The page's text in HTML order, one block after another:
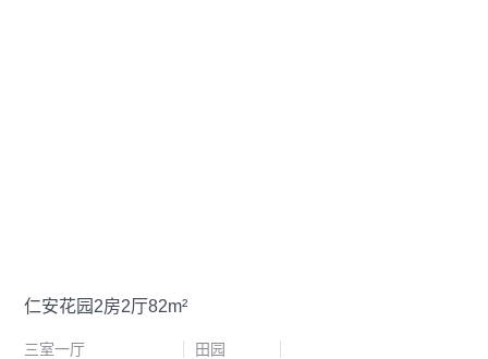
仁安花园2房2厅82m²
三室一厅 田园